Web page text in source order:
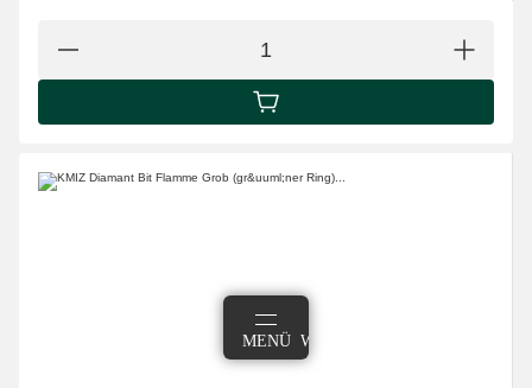
IN DEN WARENKORB
MENÜ WARENKORB